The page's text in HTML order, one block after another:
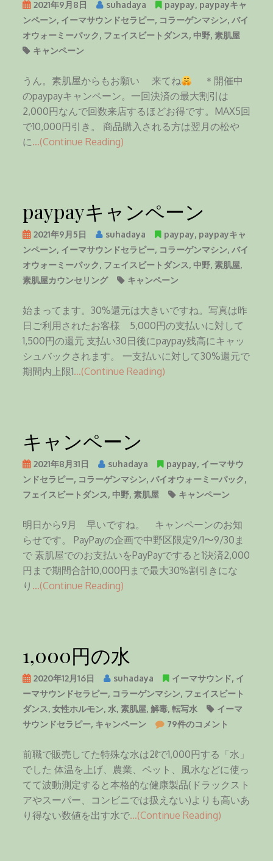
2021年9月8日 suhadaya paypay, paypayキャ
ンペーン, イーマサウンドセラピー, コラーゲンマシン, バイ
オウォーミーパック, フェイスビートダンス, 中野, 素肌屋
キャンペーン
うん。素肌屋からもお願い 来てね
＊開催中
のpaypayキャンペーン。一回決済の最大割引は
2,000円なんで回数来店するほどお得です。MAX5回
で10,000円引き。 商品購入される方は翌月の松や
に…(Continue Reading)
paypayキャンペーン
2021年9月5日 suhadaya paypay, paypayキャ
ンペーン, イーマサウンドセラピー, コラーゲンマシン, バイ
オウォーミーパック, フェイスビートダンス, 中野, 素肌屋,
素肌屋カウンセリング
キャンペーン
始まってます。30%還元は大きいですね。写真は昨
日ご利用されたお客様 5,000円の支払いに対して
1,500円の還元 支払い30日後にpaypay残高にキャッ
シュバックされます。 一支払いに対して30%還元で
期間内上限1…(Continue Reading)
キャンペーン
2021年8月31日 suhadaya paypay, イーマサウ
ンドセラピー, コラーゲンマシン, バイオウォーミーパック,
フェイスビートダンス, 中野, 素肌屋 キャンペーン
明日から9月 早いですね。 キャンペーンのお知
らせです。 PayPayの企画で中野区限定9/1〜9/30ま
で 素肌屋でのお支払いをPayPayですると1決済2,000
円まで期間合計10,000円まで最大30%割引きにな
り …(Continue Reading)
1,000円の水
2020年12月16日 suhadaya イーマサウンド, イ
ーマサウンドセラピー, コラーゲンマシン, フェイスビート
ダンス, 女性ホルモン, 水, 素肌屋, 解毒, 転写水
イーマ
サウンドセラピー, キャンペーン
1
0
円
の
水
79件のコメント
前職で販売してた特殊な水は2ℓで1,000円する「水」
でした 体温を上げ、農業、ペット、風水などに使っ
てて波動測定すると本格的な健康製品(ドラックスト
アやスーパー、コンビニでは扱えない)よりも高いあ
り得ない数値を出す水で…(Continue Reading)